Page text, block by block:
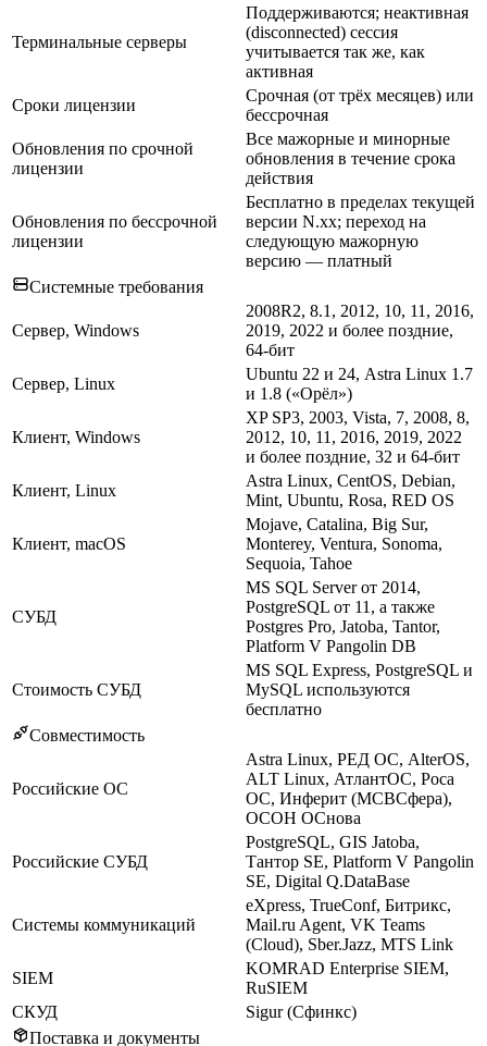
Терминальные серверы
Поддерживаются; неактивная
(disconnected) сессия
учитывается так же, как
активная
Сроки лицензии
Срочная (от трёх месяцев) или
бессрочная
Обновления по срочной
лицензии
Все мажорные и минорные
обновления в течение срока
действия
Обновления по бессрочной
лицензии
Бесплатно в пределах текущей
версии N.xx; переход на
следующую мажорную
версию — платный
Системные требования
Сервер, Windows
2008R2, 8.1, 2012, 10, 11, 2016,
2019, 2022 и более поздние,
64-бит
Сервер, Linux
Ubuntu 22 и 24, Astra Linux 1.7
и 1.8 («Орёл»)
Клиент, Windows
XP SP3, 2003, Vista, 7, 2008, 8,
2012, 10, 11, 2016, 2019, 2022
и более поздние, 32 и 64-бит
Клиент, Linux
Astra Linux, CentOS, Debian,
Mint, Ubuntu, Rosa, RED OS
Клиент, macOS
Mojave, Catalina, Big Sur,
Monterey, Ventura, Sonoma,
Sequoia, Tahoe
СУБД
MS SQL Server от 2014,
PostgreSQL от 11, а также
Postgres Pro, Jatoba, Tantor,
Platform V Pangolin DB
Стоимость СУБД
MS SQL Express, PostgreSQL и
MySQL используются
бесплатно
Совместимость
Российские ОС
Astra Linux, РЕД ОС, AlterOS,
ALT Linux, АтлантОС, Роса
ОС, Инферит (МСВСфера),
ОСОН ОСнова
Российские СУБД
PostgreSQL, GIS Jatoba,
Тантор SE, Platform V Pangolin
SE, Digital Q.DataBase
Системы коммуникаций
eXpress, TrueConf, Битрикс,
Mail.ru Agent, VK Teams
(Cloud), Sber.Jazz, MTS Link
SIEM
KOMRAD Enterprise SIEM,
RuSIEM
СКУД
Sigur (Сфинкс)
Поставка и документы